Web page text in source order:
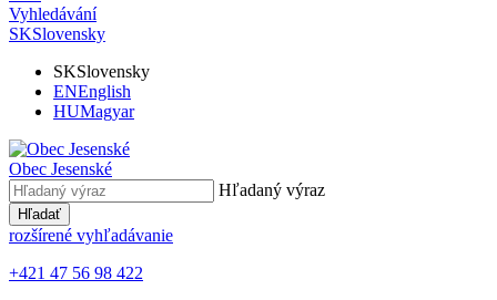
Vyhledávání
SKSlovensky
SKSlovensky
ENEnglish
HUMagyar
Obec Jesenské
Hľadaný výraz
Hľadať
rozšírené vyhľadávanie
+421 47 56 98 422